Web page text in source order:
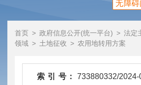
无障
首页 > 政府信息公开(统一平台) > 法定
领域 > 土地征收 > 农用地转用方案
索 引 号：
733880332/2024-